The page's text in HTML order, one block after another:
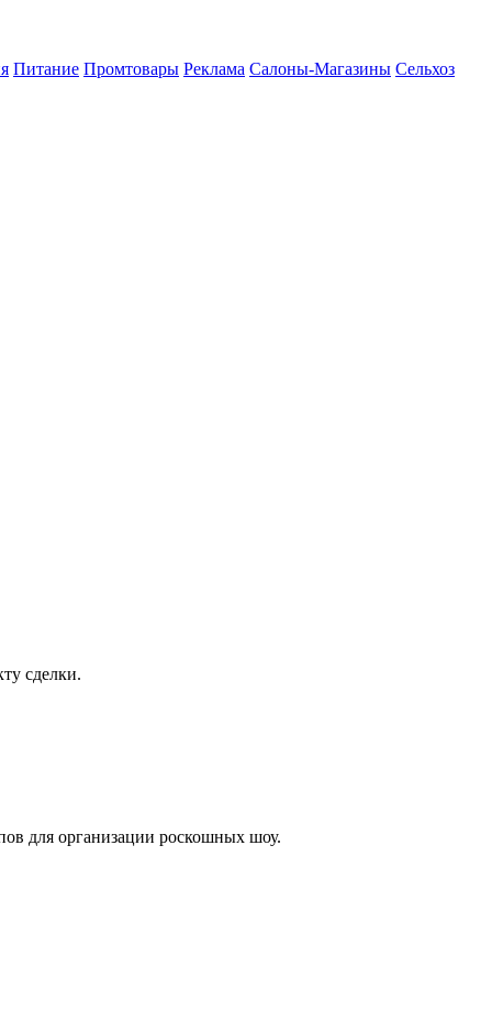
Питание Промтовары Реклама Салоны-Магазины Сельхоз
сделки.
для организации роскошных шоу.